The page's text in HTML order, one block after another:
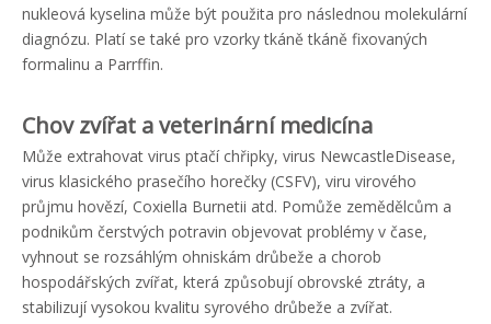
nukleová kyselina může být použita pro následnou molekulární
diagnózu. Platí se také pro vzorky tkáně tkáně fixovaných
formalinu a Parrffin.
Chov zvířat a veterinární medicína
Může extrahovat virus ptačí chřipky, virus NewcastleDisease,
virus klasického prasečího horečky (CSFV), viru virového
průjmu hovězí, Coxiella Burnetii atd. Pomůže zemědělcům a
podnikům čerstvých potravin objevovat problémy v čase,
vyhnout se rozsáhlým ohniskám drůbeže a chorob
hospodářských zvířat, která způsobují obrovské ztráty, a
stabilizují vysokou kvalitu syrového drůbeže a zvířat.